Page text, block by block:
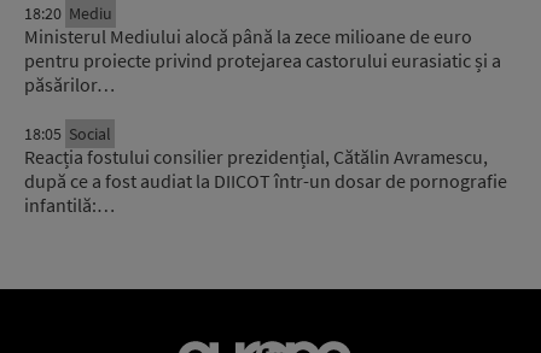
18:20 Mediu
Ministerul Mediului alocă până la zece milioane de euro
pentru proiecte privind protejarea castorului eurasiatic și a
păsărilor…
18:05 Social
Reacția fostului consilier prezidențial, Cătălin Avramescu,
după ce a fost audiat la DIICOT într-un dosar de pornografie
infantilă:…